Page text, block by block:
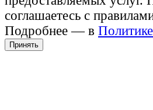
соглашаетесь с
Подробнее — в
Принять